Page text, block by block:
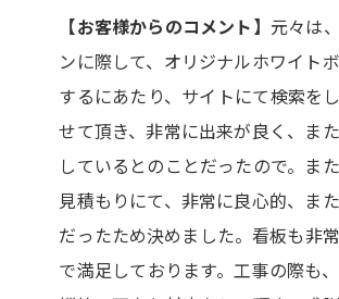
【お客様からのコメント】 元々は
ンに際して、オリジナルホワイト
するにあたり、サイトにて検索を
せて頂き、非常に出来が良く、ま
しているとのことだったので。ま
見積もりにて、非常に良心的、ま
だったため決めました。看板も非
で満足しております。工事の際も